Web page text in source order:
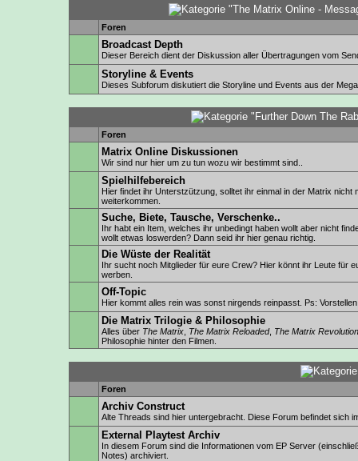
Foren
Broadcast Depth
Dieser Bereich dient der Diskussion aller Übertragungen vom
Storyline & Events
Dieses Subforum diskutiert die Storyline und Events aus der
Foren
Matrix Online Diskussionen
Wir sind nur hier um zu tun wozu wir bestimmt sind..
Spielhilfebereich
Hier findet ihr Unterstzützung, solltet ihr einmal in der Matrix nicht
weiterkommen.
Suche, Biete, Tausche, Verschenke..
Ihr habt ein Item, welches ihr unbedingt haben wollt aber nicht
wollt etwas loswerden? Dann seid ihr hier genau richtig.
Die Wüste der Realität
Ihr sucht noch Mitglieder für eure Crew? Hier könnt ihr Leute für
werben.
Off-Topic
Hier kommt alles rein was sonst nirgends reinpasst. Ps:
Die Matrix Trilogie & Philosophie
Alles über The Matrix The Matrix Reloaded, The Matrix
Philosophie hinter den Filmen.
Foren
Archiv Construct
Alte Threads sind hier untergebracht. Diese Forum befindet sich
External Playtest Archiv
In diesem Forum sind die Informationen vom EP Server
Notes) archiviert.